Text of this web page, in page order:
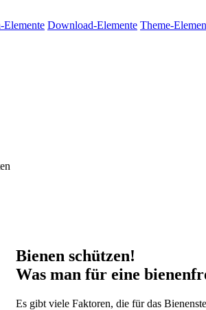
Elemente Download-Elemente Theme-
Bienen schützen!
Was man für eine
Es gibt viele Faktoren, die für das